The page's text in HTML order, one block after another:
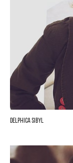
Delphica Sibyl